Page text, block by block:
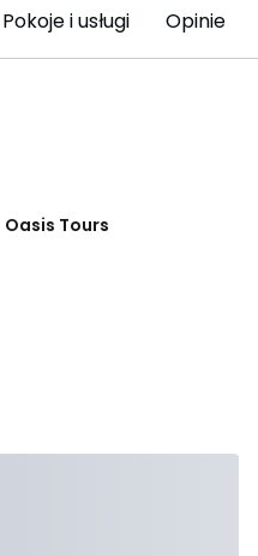
Pokoje i usługi Opinie
Oasis Tours